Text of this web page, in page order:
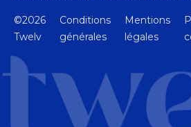
©2026
Twelv
Conditions
générales
Mentions
légales